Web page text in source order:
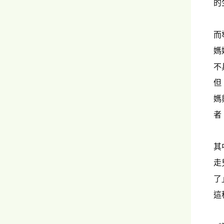
的
而
媽
不
但
媽
者
其
走
了
這